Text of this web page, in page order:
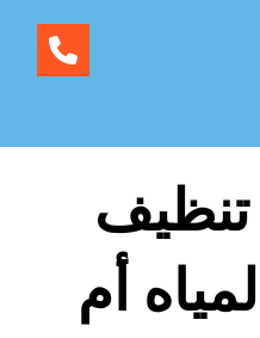
أم